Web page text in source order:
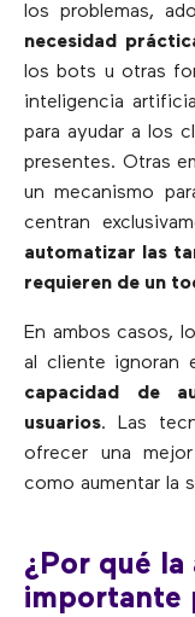
los problemas,
necesidad
los bots u otras
inteligencia
para ayudar a los
presentes. Otras
un mecanismo
centran
automatizar las
requieren de un
En ambos casos,
al cliente ignoran
capacidad de
usuarios. Las
ofrecer una
como aumentar la
¿Por qué la
importante